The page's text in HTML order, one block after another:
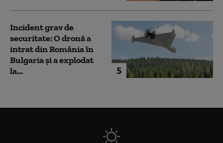
5
Incident grav de
securitate: O dronă a
intrat din România în
Bulgaria şi a explodat
la...